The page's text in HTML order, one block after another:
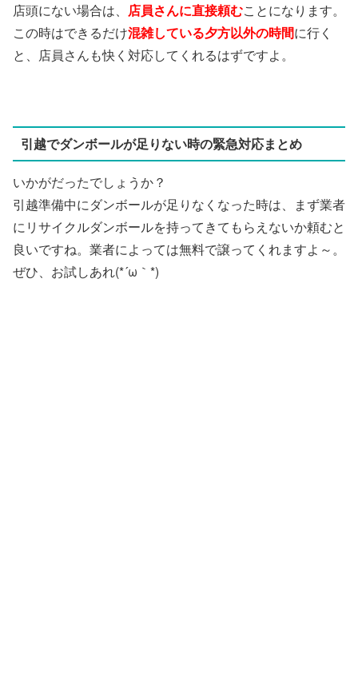
店頭にない場合は、 店員さんに直接頼むことになります。
この時はできるだけ混雑している夕方以外の時間に行く
と、店員さんも快く対応してくれるはずですよ。
引越でダンボールが足りない時の緊急対応まとめ
いかがだったでしょうか？
引越準備中にダンボールが足りなくなった時は、まず業者
にリサイクルダンボールを持ってきてもらえないか頼むと
良いですね。業者によっては無料で譲ってくれますよ～。
ぜひ、お試しあれ(*´ω｀*)